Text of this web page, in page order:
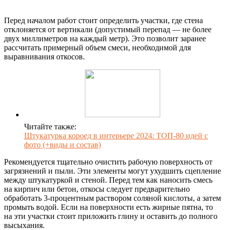
Перед началом работ стоит определить участки, где стена
отклоняется от вертикали (допустимый перепад — не более
двух миллиметров на каждый метр). Это позволит заранее
рассчитать примерный объем смеси, необходимой для
выравнивания откосов.
Читайте также:
Штукатурка короед в интерьере 2024: ТОП-80 идей с
фото (+виды и состав)
Рекомендуется тщательно очистить рабочую поверхность от
загрязнений и пыли. Эти элементы могут ухудшить сцепление
между штукатуркой и стеной. Перед тем как наносить смесь
на кирпич или бетон, откосы следует предварительно
обработать 3-процентным раствором соляной кислоты, а затем
промыть водой. Если на поверхности есть жирные пятна, то
на эти участки стоит приложить глину и оставить до полного
высыхания.